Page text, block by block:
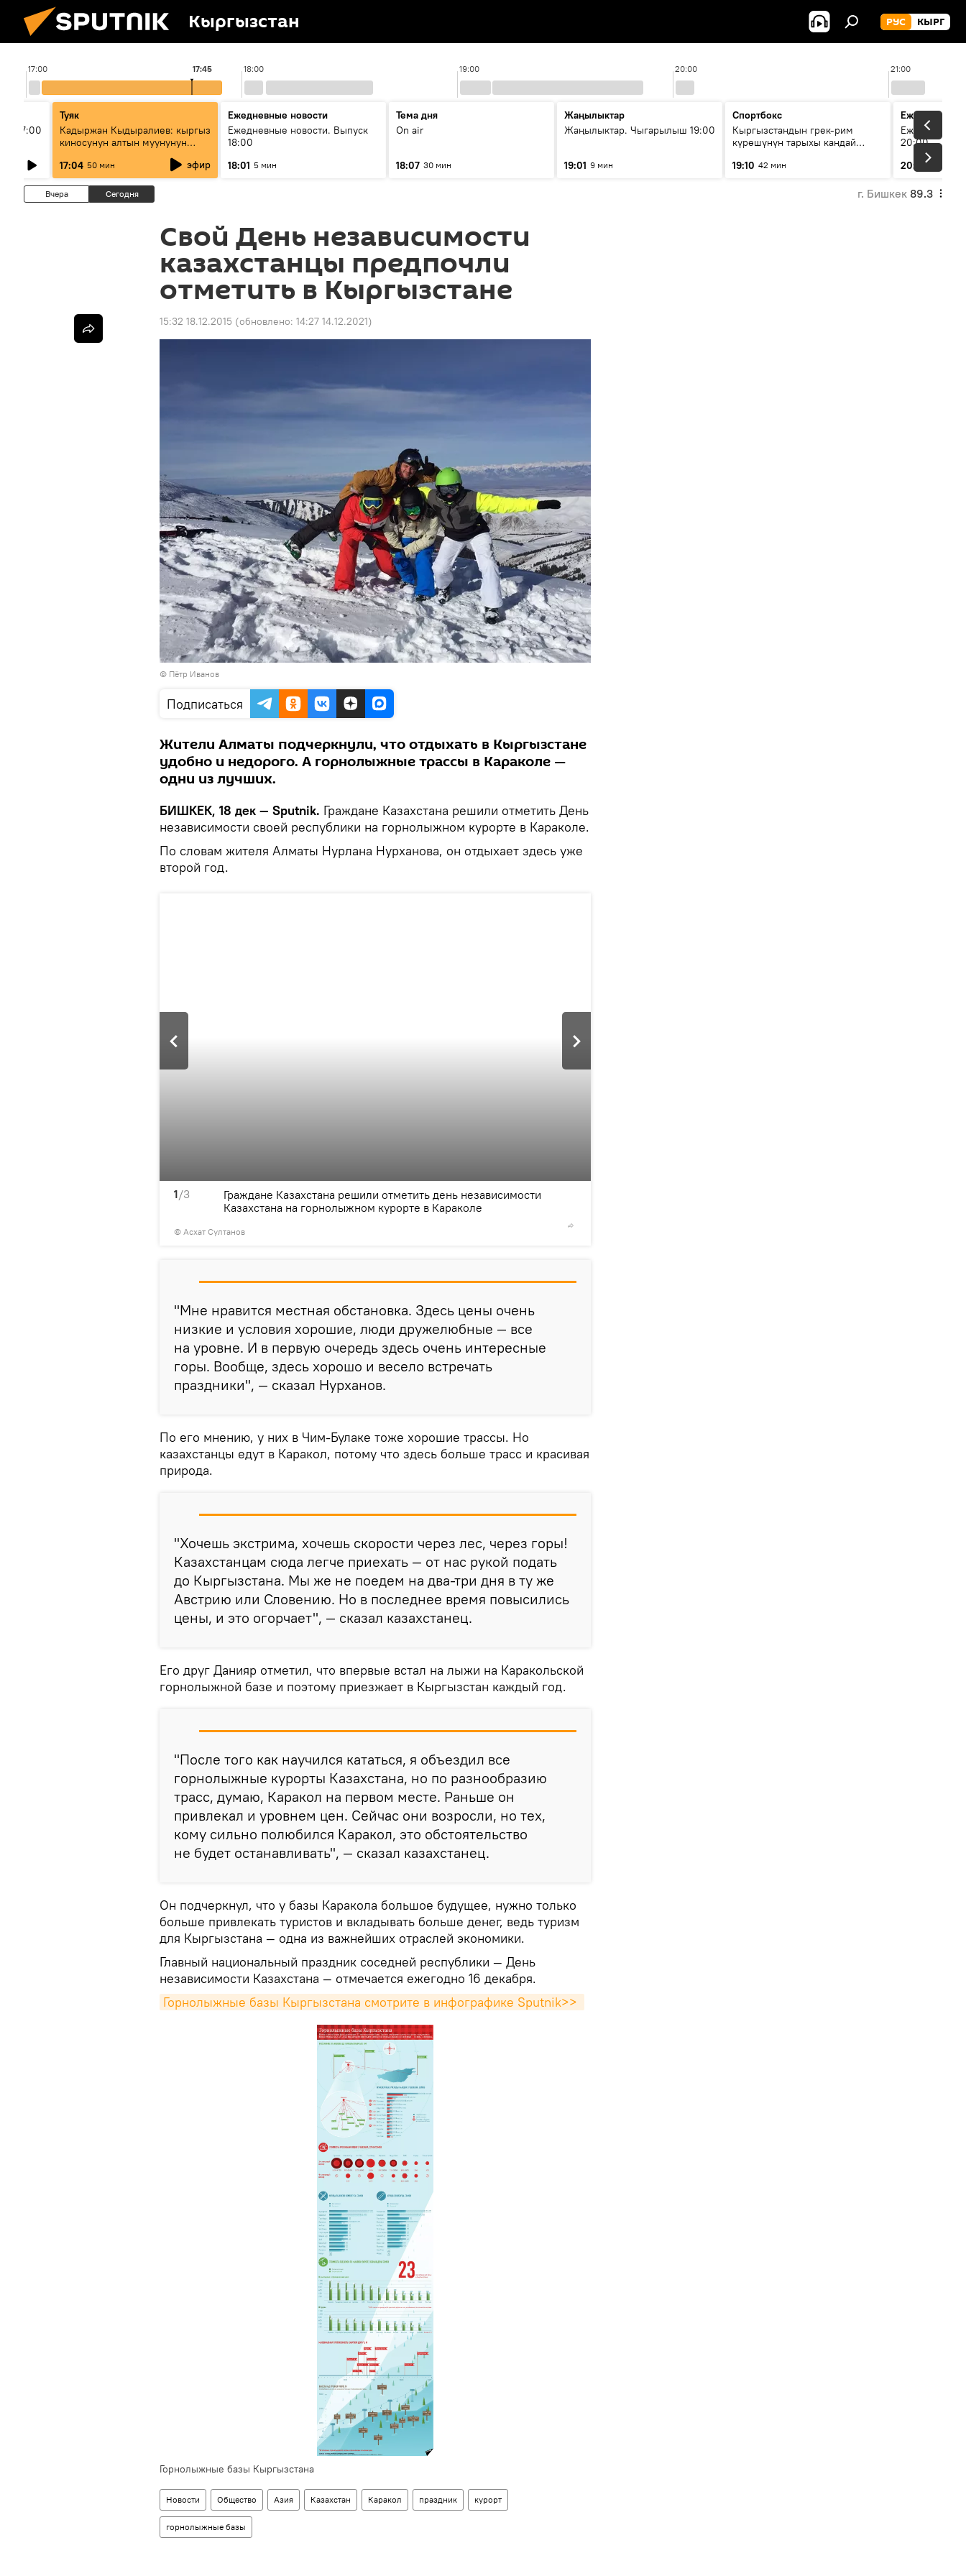
Кыргызстан РУС КЫРГ
17:00 18:00 19:00 20:00 21:00
17:45
17:00
Туяк
Кадыржан Кыдыралиев: кыргыз
киносунун алтын муунунун
17:04 50 мин эфир
Ежедневные новости
Ежедневные новости. Выпуск
18:00
18:01 5 мин
Тема дня
On air
18:07 30 мин
Жаңылыктар
Жаңылыктар. Чыгарылыш 19:00
19:01 9 мин
Спортбокс
Кыргызстандын грек-рим
күрөшүнүн тарыхы кандай
19:10 42 мин
Ежедневные
Ежедневные
20:00
20:01
Вчера Сегодня г. Бишкек 89.3
Свой День независимости
казахстанцы предпочли
отметить в Кыргызстане
15:32 18.12.2015 (обновлено: 14:27 14.12.2021)
© Пётр Иванов
Подписаться
Жители Алматы подчеркнули, что отдыхать в Кыргызстане
удобно и недорого. А горнолыжные трассы в Караколе —
одни из лучших.
БИШКЕК, 18 дек — Sputnik. Граждане Казахстана решили отметить День
независимости своей республики на горнолыжном курорте в Караколе.
По словам жителя Алматы Нурлана Нурханова, он отдыхает здесь уже
второй год.
1/3
© Асхат Султанов
Граждане Казахстана решили отметить день независимости
Казахстана на горнолыжном курорте в Караколе
"Мне нравится местная обстановка. Здесь цены очень
низкие и условия хорошие, люди дружелюбные — все
на уровне. И в первую очередь здесь очень интересные
горы. Вообще, здесь хорошо и весело встречать
праздники", — сказал Нурханов.
По его мнению, у них в Чим-Булаке тоже хорошие трассы. Но
казахстанцы едут в Каракол, потому что здесь больше трасс и красивая
природа.
"Хочешь экстрима, хочешь скорости через лес, через горы!
Казахстанцам сюда легче приехать — от нас рукой подать
до Кыргызстана. Мы же не поедем на два-три дня в ту же
Австрию или Словению. Но в последнее время повысились
цены, и это огорчает", — сказал казахстанец.
Его друг Данияр отметил, что впервые встал на лыжи на Каракольской
горнолыжной базе и поэтому приезжает в Кыргызстан каждый год.
"После того как научился кататься, я объездил все
горнолыжные курорты Казахстана, но по разнообразию
трасс, думаю, Каракол на первом месте. Раньше он
привлекал и уровнем цен. Сейчас они возросли, но тех,
кому сильно полюбился Каракол, это обстоятельство
не будет останавливать", — сказал казахстанец.
Он подчеркнул, что у базы Каракола большое будущее, нужно только
больше привлекать туристов и вкладывать больше денег, ведь туризм
для Кыргызстана — одна из важнейших отраслей экономики.
Главный национальный праздник соседней республики — День
независимости Казахстана — отмечается ежегодно 16 декабря.
Горнолыжные базы Кыргызстана смотрите в инфографике Sputnik>>
Горнолыжные базы Кыргызстана
Новости Общество Азия Казахстан Каракол праздник курорт
горнолыжные базы